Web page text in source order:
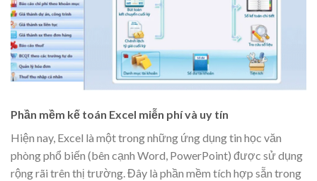
Phần mềm kế toán Excel miễn phí và uy tín
Hiện nay, Excel là một trong những ứng dụng tin học văn
phòng phổ biến (bên cạnh Word, PowerPoint) được sử dụng
rộng rãi trên thị trường. Đây là phần mềm tích hợp sẵn trong